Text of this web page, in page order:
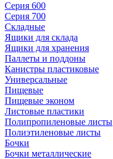
Серия 600
Серия 700
Складные
Ящики для склада
Ящики для хранения
Паллеты и поддоны
Канистры пластиковые
Универсальные
Пищевые
Пищевые эконом
Листовые пластики
Полипропиленовые листы
Полиэтиленовые листы
Бочки
Бочки металлические